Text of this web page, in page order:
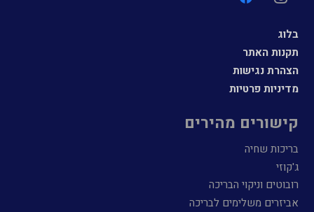
בלוג
תקנות האתר
הצהרת נגישות
מדיניות פרטיות
קישורים מהירים
בריכות שחיה
ג'קוזי
רובוטים וניקוי הבריכה
אביזרים משלימים לבריכה